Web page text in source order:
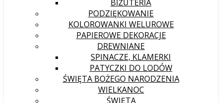
BIŻUTERIA
PODZIĘKOWANIE
KOLOROWANKI WELUROWE
PAPIEROWE DEKORACJE
DREWNIANE
SPINACZE, KLAMERKI
PATYCZKI DO LODÓW
ŚWIĘTA BOŻEGO NARODZENIA
WIELKANOC
ŚWIĘTA